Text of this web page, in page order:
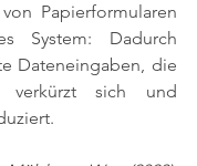
Papierformularen
System: Dadurch
Dateneingaben, die
verkürzt sich und